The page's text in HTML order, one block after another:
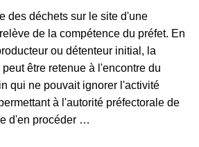
des déchets sur le site d'une
de la compétence du préfet. En
ou détenteur initial, la
être retenue à l'encontre du
qui ne pouvait ignorer l'activité
à l'autorité préfectorale de
d'en procéder …